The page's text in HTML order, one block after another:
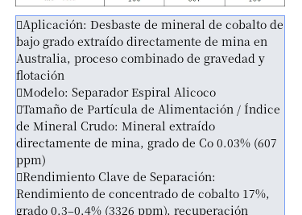
Aplicación: Desbaste de mineral de cobalto de
bajo grado extraído directamente de mina en
Australia, proceso combinado de gravedad y
flotación
Modelo: Separador Espiral Alicoco
Tamaño de Partícula de Alimentación / Índice
de Mineral Crudo: Mineral extraído
directamente de mina, grado de Co 0.03% (607
ppm)
Rendimiento Clave de Separación:
Rendimiento de concentrado de cobalto 17%,
grado 0.3–0.4% (3326 ppm), recuperación